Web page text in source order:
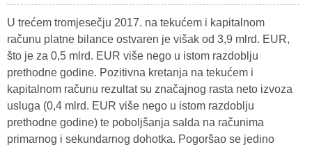
U trećem tromjesečju 2017. na tekućem i kapitalnom
računu platne bilance ostvaren je višak od 3,9 mlrd. EUR,
što je za 0,5 mlrd. EUR više nego u istom razdoblju
prethodne godine. Pozitivna kretanja na tekućem i
kapitalnom računu rezultat su značajnog rasta neto izvoza
usluga (0,4 mlrd. EUR više nego u istom razdoblju
prethodne godine) te poboljšanja salda na računima
primarnog i sekundarnog dohotka. Pogoršao se jedino